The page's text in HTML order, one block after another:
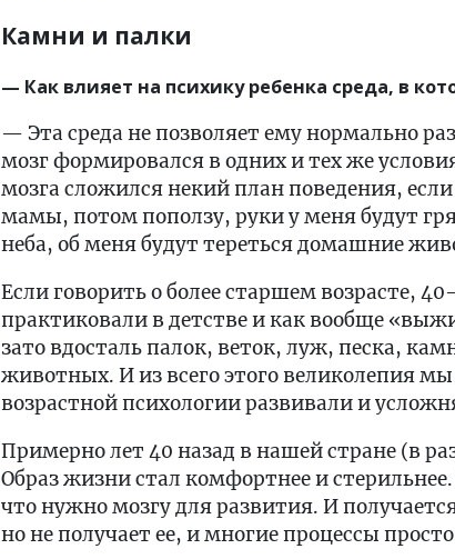
Камни и палки
— Как влияет на психику ребенка среда, в
— Эта среда не позволяет ему нормально
мозг формировался в одних и тех же
мозга сложился некий план поведения,
мамы, потом поползу, руки у меня будут
неба, об меня будут тереться домашние
Если говорить о более старшем возрасте,
практиковали в детстве и как вообще
зато вдосталь палок, веток, луж, песка,
животных. И из всего этого великолепия
возрастной психологии развивали и
Примерно лет 40 назад в нашей стране (в
Образ жизни стал комфортнее и
что нужно мозгу для развития. И
но не получает ее, и многие процессы